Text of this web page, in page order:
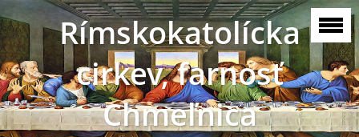
Rímskokatolícka
cirkev, farnosť
Chmeľnica